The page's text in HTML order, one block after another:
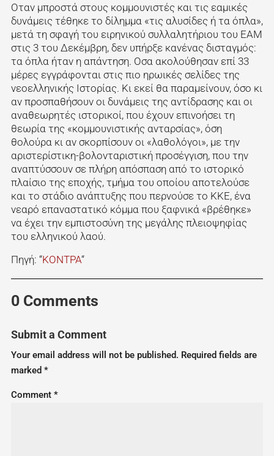
Οταν μπροστά στους κομμουνιστές και τις εαμικές
δυνάμεις τέθηκε το δίλημμα «τις αλυσίδες ή τα όπλα»,
μετά τη σφαγή του ειρηνικού συλλαλητήριου του ΕΑΜ
στις 3 του Δεκέμβρη, δεν υπήρξε κανένας δισταγμός:
τα όπλα ήταν η απάντηση. Οσα ακολούθησαν επί 33
μέρες εγγράφονται στις πιο ηρωικές σελίδες της
νεοελληνικής Ιστορίας. Κι εκεί θα παραμείνουν, όσο κι
αν προσπαθήσουν οι δυνάμεις της αντίδρασης και οι
αναθεωρητές ιστορικοί, που έχουν επινοήσει τη
θεωρία της «κομμουνιστικής ανταρσίας», όση
θολούρα κι αν σκορπίσουν οι «λαθολόγοι», με την
αριστερίστικη-βολονταριστική προσέγγιση, που την
αναπτύσσουν σε πλήρη απόσπαση από το ιστορικό
πλαίσιο της εποχής, τμήμα του οποίου αποτελούσε
και το στάδιο ανάπτυξης που περνούσε το ΚΚΕ, ένα
νεαρό επαναστατικό κόμμα που ξαφνικά «βρέθηκε»
να έχει την εμπιστοσύνη της μεγάλης πλειοψηφίας
του ελληνικού λαού.
Πηγή: “ΚΟΝΤΡΑ“
0 Comments
Submit a Comment
Your email address will not be published. Required fields are
marked *
Comment *